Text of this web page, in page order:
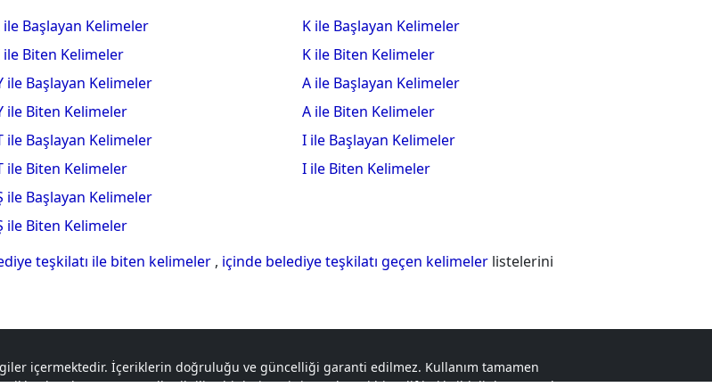
ile Başlayan Kelimeler
ile Biten Kelimeler
ile Başlayan Kelimeler
ile Biten Kelimeler
ile Başlayan Kelimeler
ile Biten Kelimeler
ile Başlayan Kelimeler
ile Biten Kelimeler
K ile Başlayan Kelimeler
K ile Biten Kelimeler
A ile Başlayan Kelimeler
A ile Biten Kelimeler
I ile Başlayan Kelimeler
I ile Biten Kelimeler
teşkilatı ile biten kelimeler , içinde belediye teşkilatı geçen kelimeler listelerini
içermektedir. İçeriklerin doğruluğu ve güncelliği garanti edilmez. Kullanım tamamen